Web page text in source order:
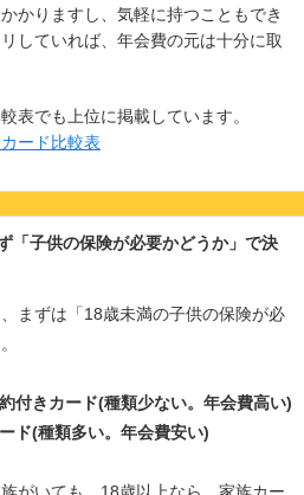
かりますし、気軽に持つこともでき
していれば、年会費の元は十分に取
表でも上位に掲載しています。
ード比較表
「子供の保険が必要かどうか」で決
まずは「18歳未満の子供の保険が必
付きカード(種類少ない。年会費高い)
ド(種類多い。年会費安い)